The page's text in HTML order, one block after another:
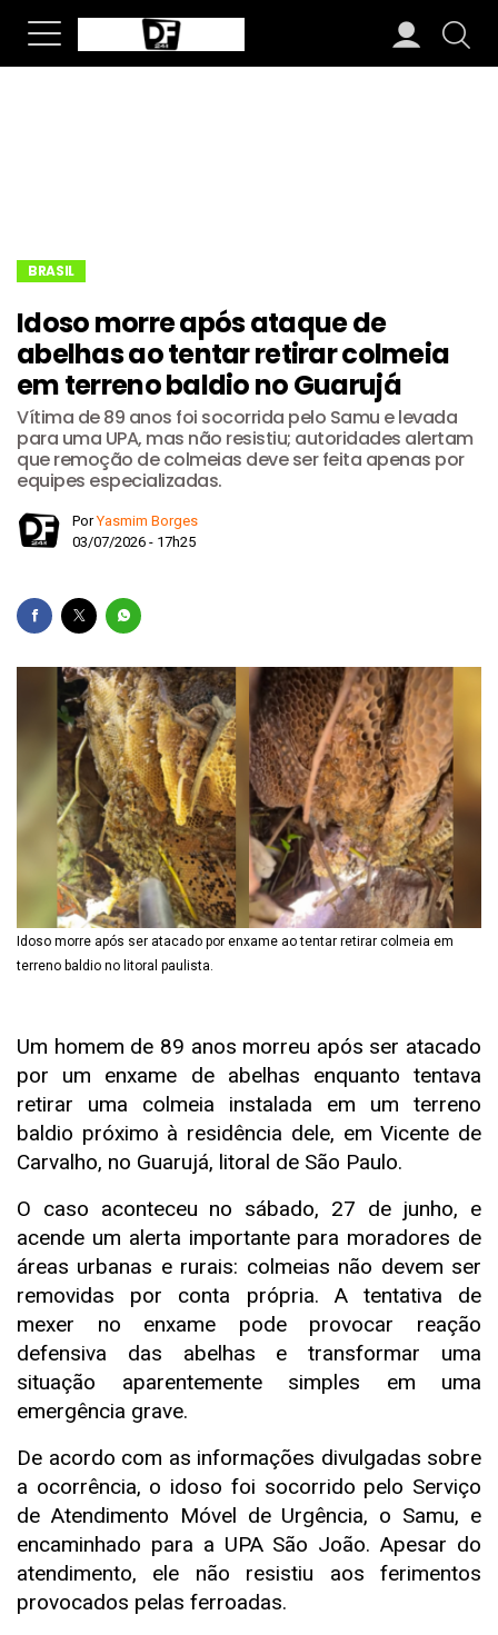
BRASIL
Idoso morre após ataque de
abelhas ao tentar retirar colmeia
em terreno baldio no Guarujá
Vítima de 89 anos foi socorrida pelo Samu e levada
para uma UPA, mas não resistiu; autoridades alertam
que remoção de colmeias deve ser feita apenas por
equipes especializadas.
PorYasmim Borges
03/07/2026 - 17h25
Idoso morre após ser atacado por enxame ao tentar retirar colmeia em
terreno baldio no litoral paulista.
Um homem de 89 anos morreu após ser atacado
por um enxame de abelhas enquanto tentava
retirar uma colmeia instalada em um terreno
baldio próximo à residência dele, em Vicente de
Carvalho, no Guarujá, litoral de São Paulo.
O caso aconteceu no sábado, 27 de junho, e
acende um alerta importante para moradores de
áreas urbanas e rurais: colmeias não devem ser
removidas por conta própria. A tentativa de
mexer no enxame pode provocar reação
defensiva das abelhas e transformar uma
situação aparentemente simples em uma
emergência grave.
De acordo com as informações divulgadas sobre
a ocorrência, o idoso foi socorrido pelo Serviço
de Atendimento Móvel de Urgência, o Samu, e
encaminhado para a UPA São João. Apesar do
atendimento, ele não resistiu aos ferimentos
provocados pelas ferroadas.